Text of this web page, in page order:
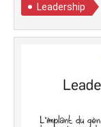
Leadership